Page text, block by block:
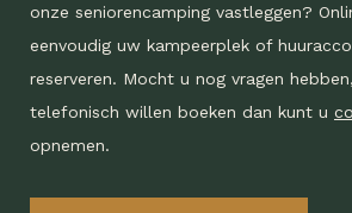
onze seniorencamping vastleggen?
eenvoudig uw kampeerplek of
reserveren. Mocht u nog vragen
telefonisch willen boeken dan kunt u
opnemen.